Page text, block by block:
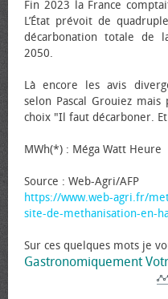
Fin 2023 la France
L’État prévoit de
décarbonation totale de
2050.
Là encore les avis
selon Pascal Grouiez
choix "Il faut décarboner.
MWh(*) : Méga Watt Heure
Source : Web-Agri/AFP
https://www.web-agri.fr/
site-de-methanisation-en-
Sur ces quelques mots je
Gastronomiquement